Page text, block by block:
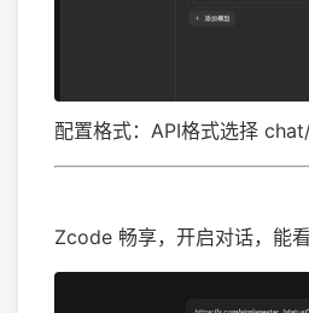
配置格式：API格式选择
Zcode 畅享，开启对话，能